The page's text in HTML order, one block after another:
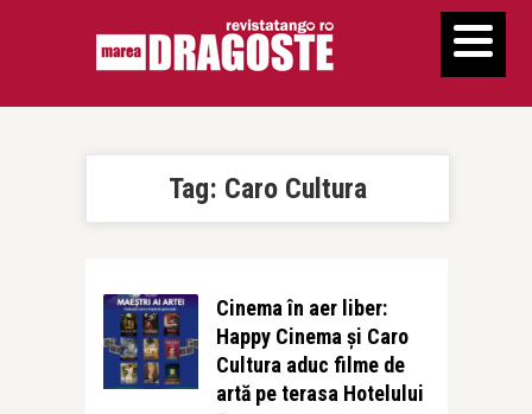
Tag: Caro Cultura
Cinema în aer liber:
Happy Cinema și Caro
Cultura aduc filme de
artă pe terasa Hotelului